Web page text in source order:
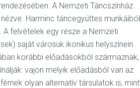
A Nemzeti Táncszínház
Harminc táncegyüttes munkáiból
felvételek egy része a Nemzeti
saját városuk ikonikus helyszínein
korábbi előadásokból származnak,
vajon melyik előadásból van az
olyan alternatív társulatok is, mint